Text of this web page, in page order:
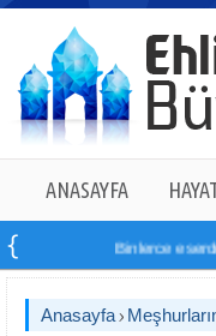
ANASAYFA
Binlerce eserden
Anasayfa